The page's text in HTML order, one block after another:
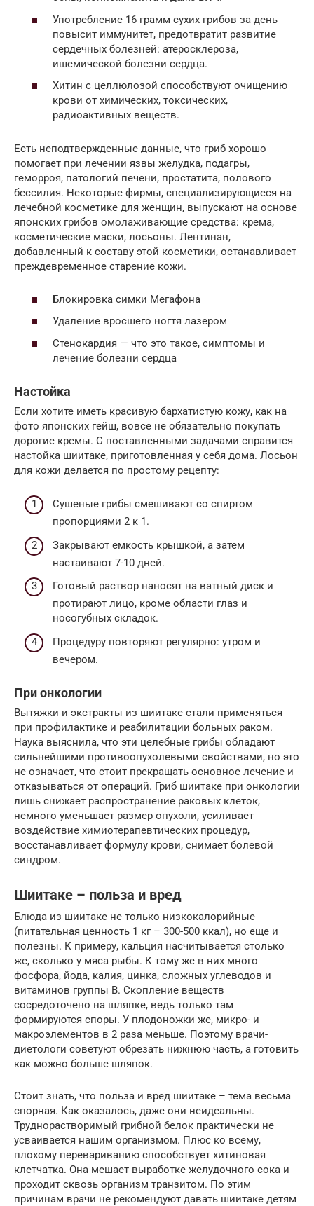
Употребление 16 грамм сухих грибов за день
повысит иммунитет, предотвратит развитие
сердечных болезней: атеросклероза,
ишемической болезни сердца.
Хитин с целлюлозой способствуют очищению
крови от химических, токсических,
радиоактивных веществ.
Есть неподтвержденные данные, что гриб хорошо
помогает при лечении язвы желудка, подагры,
геморроя, патологий печени, простатита, полового
бессилия. Некоторые фирмы, специализирующиеся на
лечебной косметике для женщин, выпускают на основе
японских грибов омолаживающие средства: крема,
косметические маски, лосьоны. Лентинан,
добавленный к составу этой косметики, останавливает
преждевременное старение кожи.
Блокировка симки Мегафона
Удаление вросшего ногтя лазером
Стенокардия — что это такое, симптомы и
лечение болезни сердца
Настойка
Если хотите иметь красивую бархатистую кожу, как на
фото японских гейш, вовсе не обязательно покупать
дорогие кремы. С поставленными задачами справится
настойка шиитаке, приготовленная у себя дома. Лосьон
для кожи делается по простому рецепту:
Сушеные грибы смешивают со спиртом
пропорциями 2 к 1.
Закрывают емкость крышкой, а затем
настаивают 7-10 дней.
Готовый раствор наносят на ватный диск и
протирают лицо, кроме области глаз и
носогубных складок.
Процедуру повторяют регулярно: утром и
вечером.
При онкологии
Вытяжки и экстракты из шиитаке стали применяться
при профилактике и реабилитации больных раком.
Наука выяснила, что эти целебные грибы обладают
сильнейшими противоопухолевыми свойствами, но это
не означает, что стоит прекращать основное лечение и
отказываться от операций. Гриб шиитаке при онкологии
лишь снижает распространение раковых клеток,
немного уменьшает размер опухоли, усиливает
воздействие химиотерапевтических процедур,
восстанавливает формулу крови, снимает болевой
синдром.
Шиитаке – польза и вред
Блюда из шиитаке не только низкокалорийные
(питательная ценность 1 кг – 300-500 ккал), но еще и
полезны. К примеру, кальция насчитывается столько
же, сколько у мяса рыбы. К тому же в них много
фосфора, йода, калия, цинка, сложных углеводов и
витаминов группы В. Скопление веществ
сосредоточено на шляпке, ведь только там
формируются споры. У плодоножки же, микро- и
макроэлементов в 2 раза меньше. Поэтому врачи-
диетологи советуют обрезать нижнюю часть, а готовить
как можно больше шляпок.
Стоит знать, что польза и вред шиитаке – тема весьма
спорная. Как оказалось, даже они неидеальны.
Труднорастворимый грибной белок практически не
усваивается нашим организмом. Плюс ко всему,
плохому перевариванию способствует хитиновая
клетчатка. Она мешает выработке желудочного сока и
проходит сквозь организм транзитом. По этим
причинам врачи не рекомендуют давать шиитаке детям